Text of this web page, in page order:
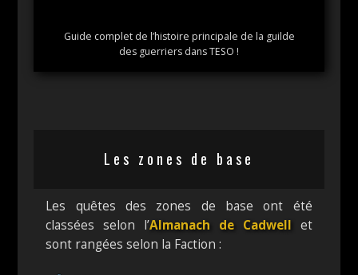
Guide complet de l’histoire principale de la guilde
des guerriers dans TESO !
Les zones de base
Les quêtes des zones de base ont été
classées selon l’Almanach de Cadwell et
sont rangées selon la Faction :